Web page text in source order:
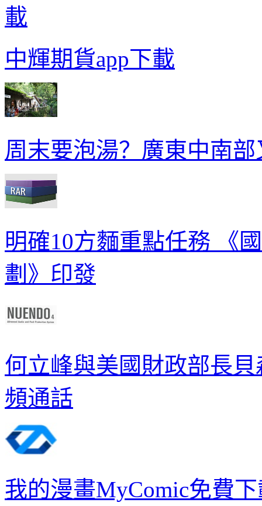
中輝期貨app下載
周末要泡湯？廣東中南
明確10方麵重點任務 《
劃》印發
何立峰與美國財政部長
頻通話
我的漫畫MyComic免費